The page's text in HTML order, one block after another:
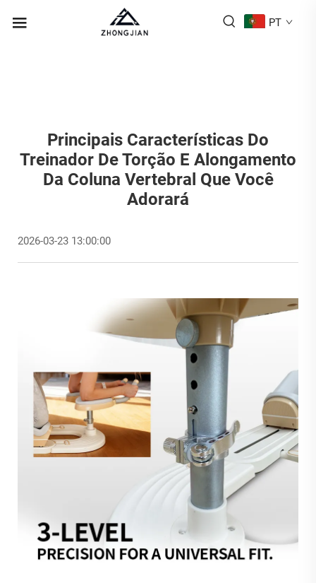
PT
Principais Características Do
Treinador De Torção E Alongamento
Da Coluna Vertebral Que Você
Adorará
2026-03-23 13:00:00